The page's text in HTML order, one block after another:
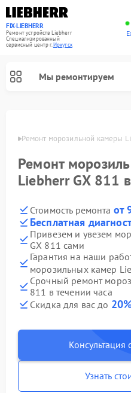
FIX-LIEBHERR
Ремонт устройств Liebherr
Специализированный
cервисный центр г.Иркутск
Мы ремонтируем
Ремонт морозильной камеры
Ремонт
Liebherr GX 811
Стоимость ремонта от
Бесплатная
Привезем и увезем
GX 811 сами
Гарантия на наши
морозильных камер
Срочный ремонт
811 в течении часа
Скидка для вас до
Консультация
Узнать